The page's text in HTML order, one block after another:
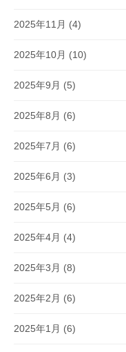
2025年11月 (4)
2025年10月 (10)
2025年9月 (5)
2025年8月 (6)
2025年7月 (6)
2025年6月 (3)
2025年5月 (6)
2025年4月 (4)
2025年3月 (8)
2025年2月 (6)
2025年1月 (6)